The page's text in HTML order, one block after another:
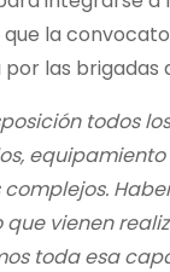
la
las brigadas
todos
vienen
toda esa